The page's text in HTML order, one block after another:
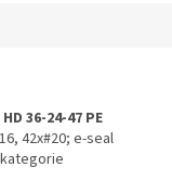
HD 36-24-47 PE
42x#20; e-seal
kategorie